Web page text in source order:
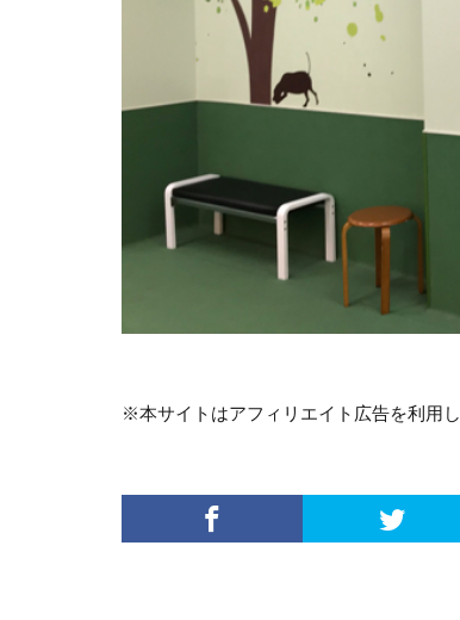
※本サイトはアフィリエイト広告を利用し